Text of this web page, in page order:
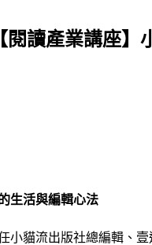
閱讀產業講座】
生活與編輯心法
小貓流出版社總編輯、